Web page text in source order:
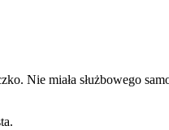
Nie miała służbowego